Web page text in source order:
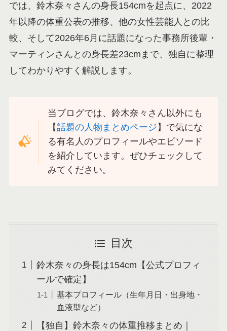
では、鈴木奈々さんの身長154cmを起点に、2022
年以降の体重公表の推移、他の女性芸能人との比
較、そして2026年6月に話題になった事務所後輩・
マーティンさんとの身長差23cmまで、独自に整理
してわかりやすく解説します。
当ブログでは、鈴木奈々さん以外にも
【話題の人物まとめページ 】で気にな
る有名人のプロフィールやエピソード
を紹介しています。ぜひチェックして
みてください。
目次
鈴木奈々の身長は154cm【公式プロフィ
ールで確定】
基本プロフィール（生年月日・出身地・
血液型など）
【独自】鈴木奈々の体重推移まとめ｜